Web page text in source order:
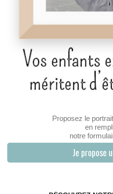
Proposez le
en
notre
Je propose